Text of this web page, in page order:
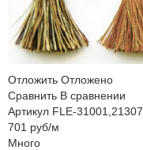
Отложить Отложено
Сравнить В сравнении
Артикул FLE-31001,21307
701 руб/м
Много